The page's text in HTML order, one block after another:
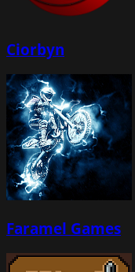
Ciorbyn
Faramel Games